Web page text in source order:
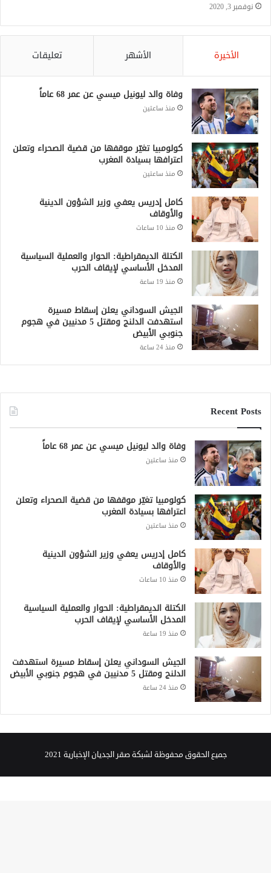
نوفمبر 3, 2020
الأخيرة الأشهر تعليقات
وفاة والد ليونيل ميسي عن عمر 68 عاماً
منذ ساعتين
كولومبيا تغيّر موقفها من قضية الصحراء وتعلن
اعترافها بسيادة المغرب
منذ ساعتين
كامل إدريس يعفي وزير الشؤون الدينية
والأوقاف
منذ 10 ساعات
الكتلة الديمقراطية: الحوار والعملية السياسية
المدخل الأساسي لإيقاف الحرب
منذ 19 ساعة
الجيش السوداني يعلن إسقاط مسيرة
استهدفت الدلنج ومقتل 5 مدنيين في هجوم
جنوبي الأبيض
منذ 24 ساعة
Recent Posts
وفاة والد ليونيل ميسي عن عمر 68 عاماً
منذ ساعتين
كولومبيا تغيّر موقفها من قضية الصحراء وتعلن
اعترافها بسيادة المغرب
منذ ساعتين
كامل إدريس يعفي وزير الشؤون الدينية
والأوقاف
منذ 10 ساعات
الكتلة الديمقراطية: الحوار والعملية السياسية
المدخل الأساسي لإيقاف الحرب
منذ 19 ساعة
الجيش السوداني يعلن إسقاط مسيرة استهدفت
الدلنج ومقتل 5 مدنيين في هجوم جنوبي الأبيض
منذ 24 ساعة
جميع الحقوق محفوظة لشبكة صقر الجديان الإخبارية 2021